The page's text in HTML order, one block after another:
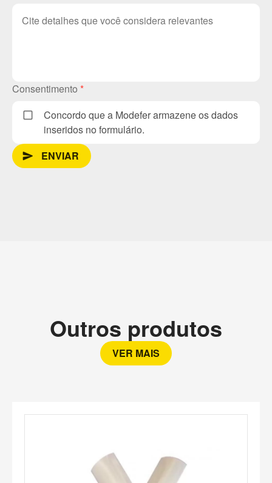
Consentimento *
Concordo que a Modefer armazene os dados
inseridos no formulário.
send_messageENVIAR
Outros produtos
VER MAIS